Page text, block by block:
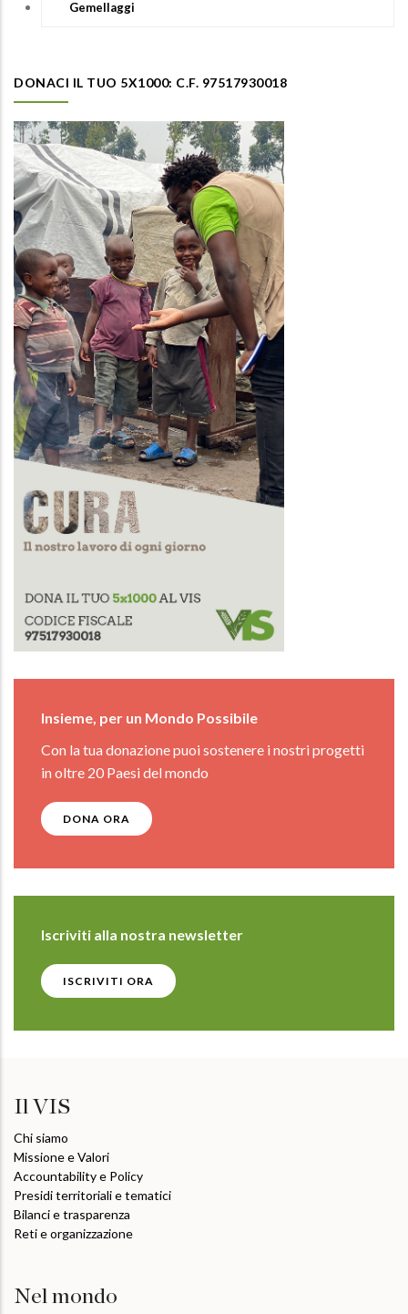
Gemellaggi
DONACI IL TUO 5X1000: C.F. 97517930018
Insieme, per un Mondo Possibile
Con la tua donazione puoi sostenere i nostri progetti
in oltre 20 Paesi del mondo
DONA ORA
Iscriviti alla nostra newsletter
ISCRIVITI ORA
Il VIS
Chi siamo
Missione e Valori
Accountability e Policy
Presidi territoriali e tematici
Bilanci e trasparenza
Reti e organizzazione
Nel mondo